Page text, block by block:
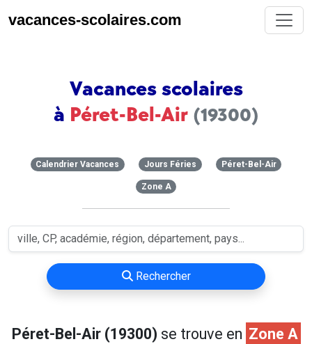
vacances-scolaires.com
Vacances scolaires
à Péret-Bel-Air (19300)
Calendrier Vacances Jours Féries Péret-Bel-Air
Zone A
Rechercher
Péret-Bel-Air (19300) se trouve en Zone A